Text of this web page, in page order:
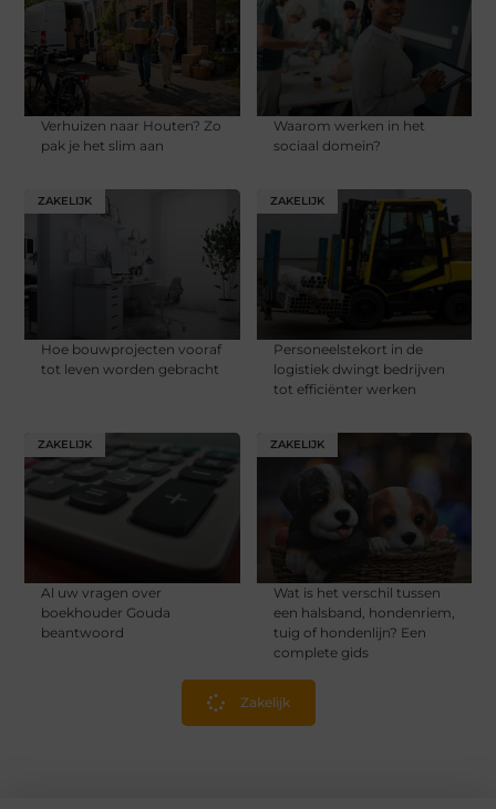
Verhuizen naar Houten? Zo
pak je het slim aan
Waarom werken in het
sociaal domein?
ZAKELIJK
Hoe bouwprojecten vooraf
tot leven worden gebracht
ZAKELIJK
Personeelstekort in de
logistiek dwingt bedrijven
tot efficiënter werken
ZAKELIJK
Al uw vragen over
boekhouder Gouda
beantwoord
ZAKELIJK
Wat is het verschil tussen
een halsband, hondenriem,
tuig of hondenlijn? Een
complete gids
Zakelijk